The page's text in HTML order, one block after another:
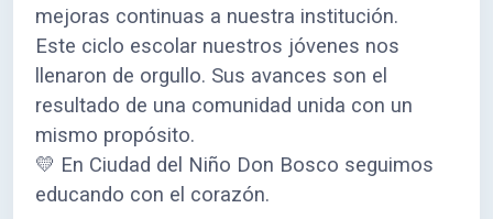
mejoras continuas a nuestra institución.
Este ciclo escolar nuestros jóvenes nos
llenaron de orgullo. Sus avances son el
resultado de una comunidad unida con un
mismo propósito.
💛 En Ciudad del Niño Don Bosco seguimos
educando con el corazón.